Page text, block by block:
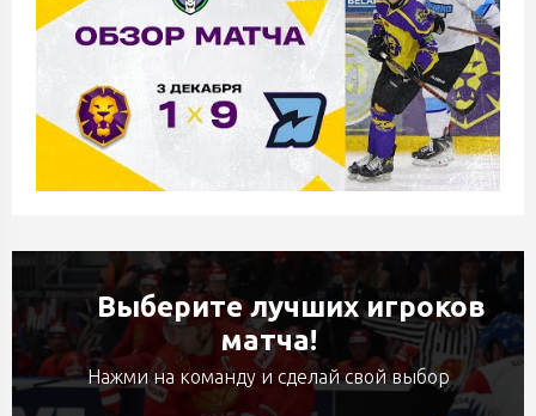
Выберите лучших игроков
матча!
Нажми на команду и сделай свой выбор